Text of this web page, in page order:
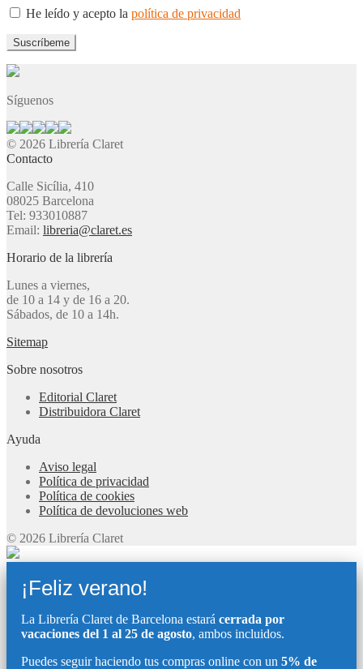
He leído y acepto la política de privacidad
Síguenos
© 2026 Librería Claret
Contacto
Calle Sicília, 410
08025 Barcelona
Tel: 933010887
Email: libreria@claret.es
Horario de la librería
Lunes a viernes,
de 10 a 14 y de 16 a 20.
Sábados, de 10 a 14h.
Sitemap
Sobre nosotros
Editorial Claret
Distribuidora Claret
Ayuda
Aviso legal
Política de privacidad
Política de cookies
Política de devoluciones web
© 2026 Librería Claret
¡Feliz verano!
La Librería Claret de Barcelona estará cerrada por
vacaciones del 1 al 25 de agosto, ambos incluidos.
Puedes seguir haciendo tus compras online con un 5% de